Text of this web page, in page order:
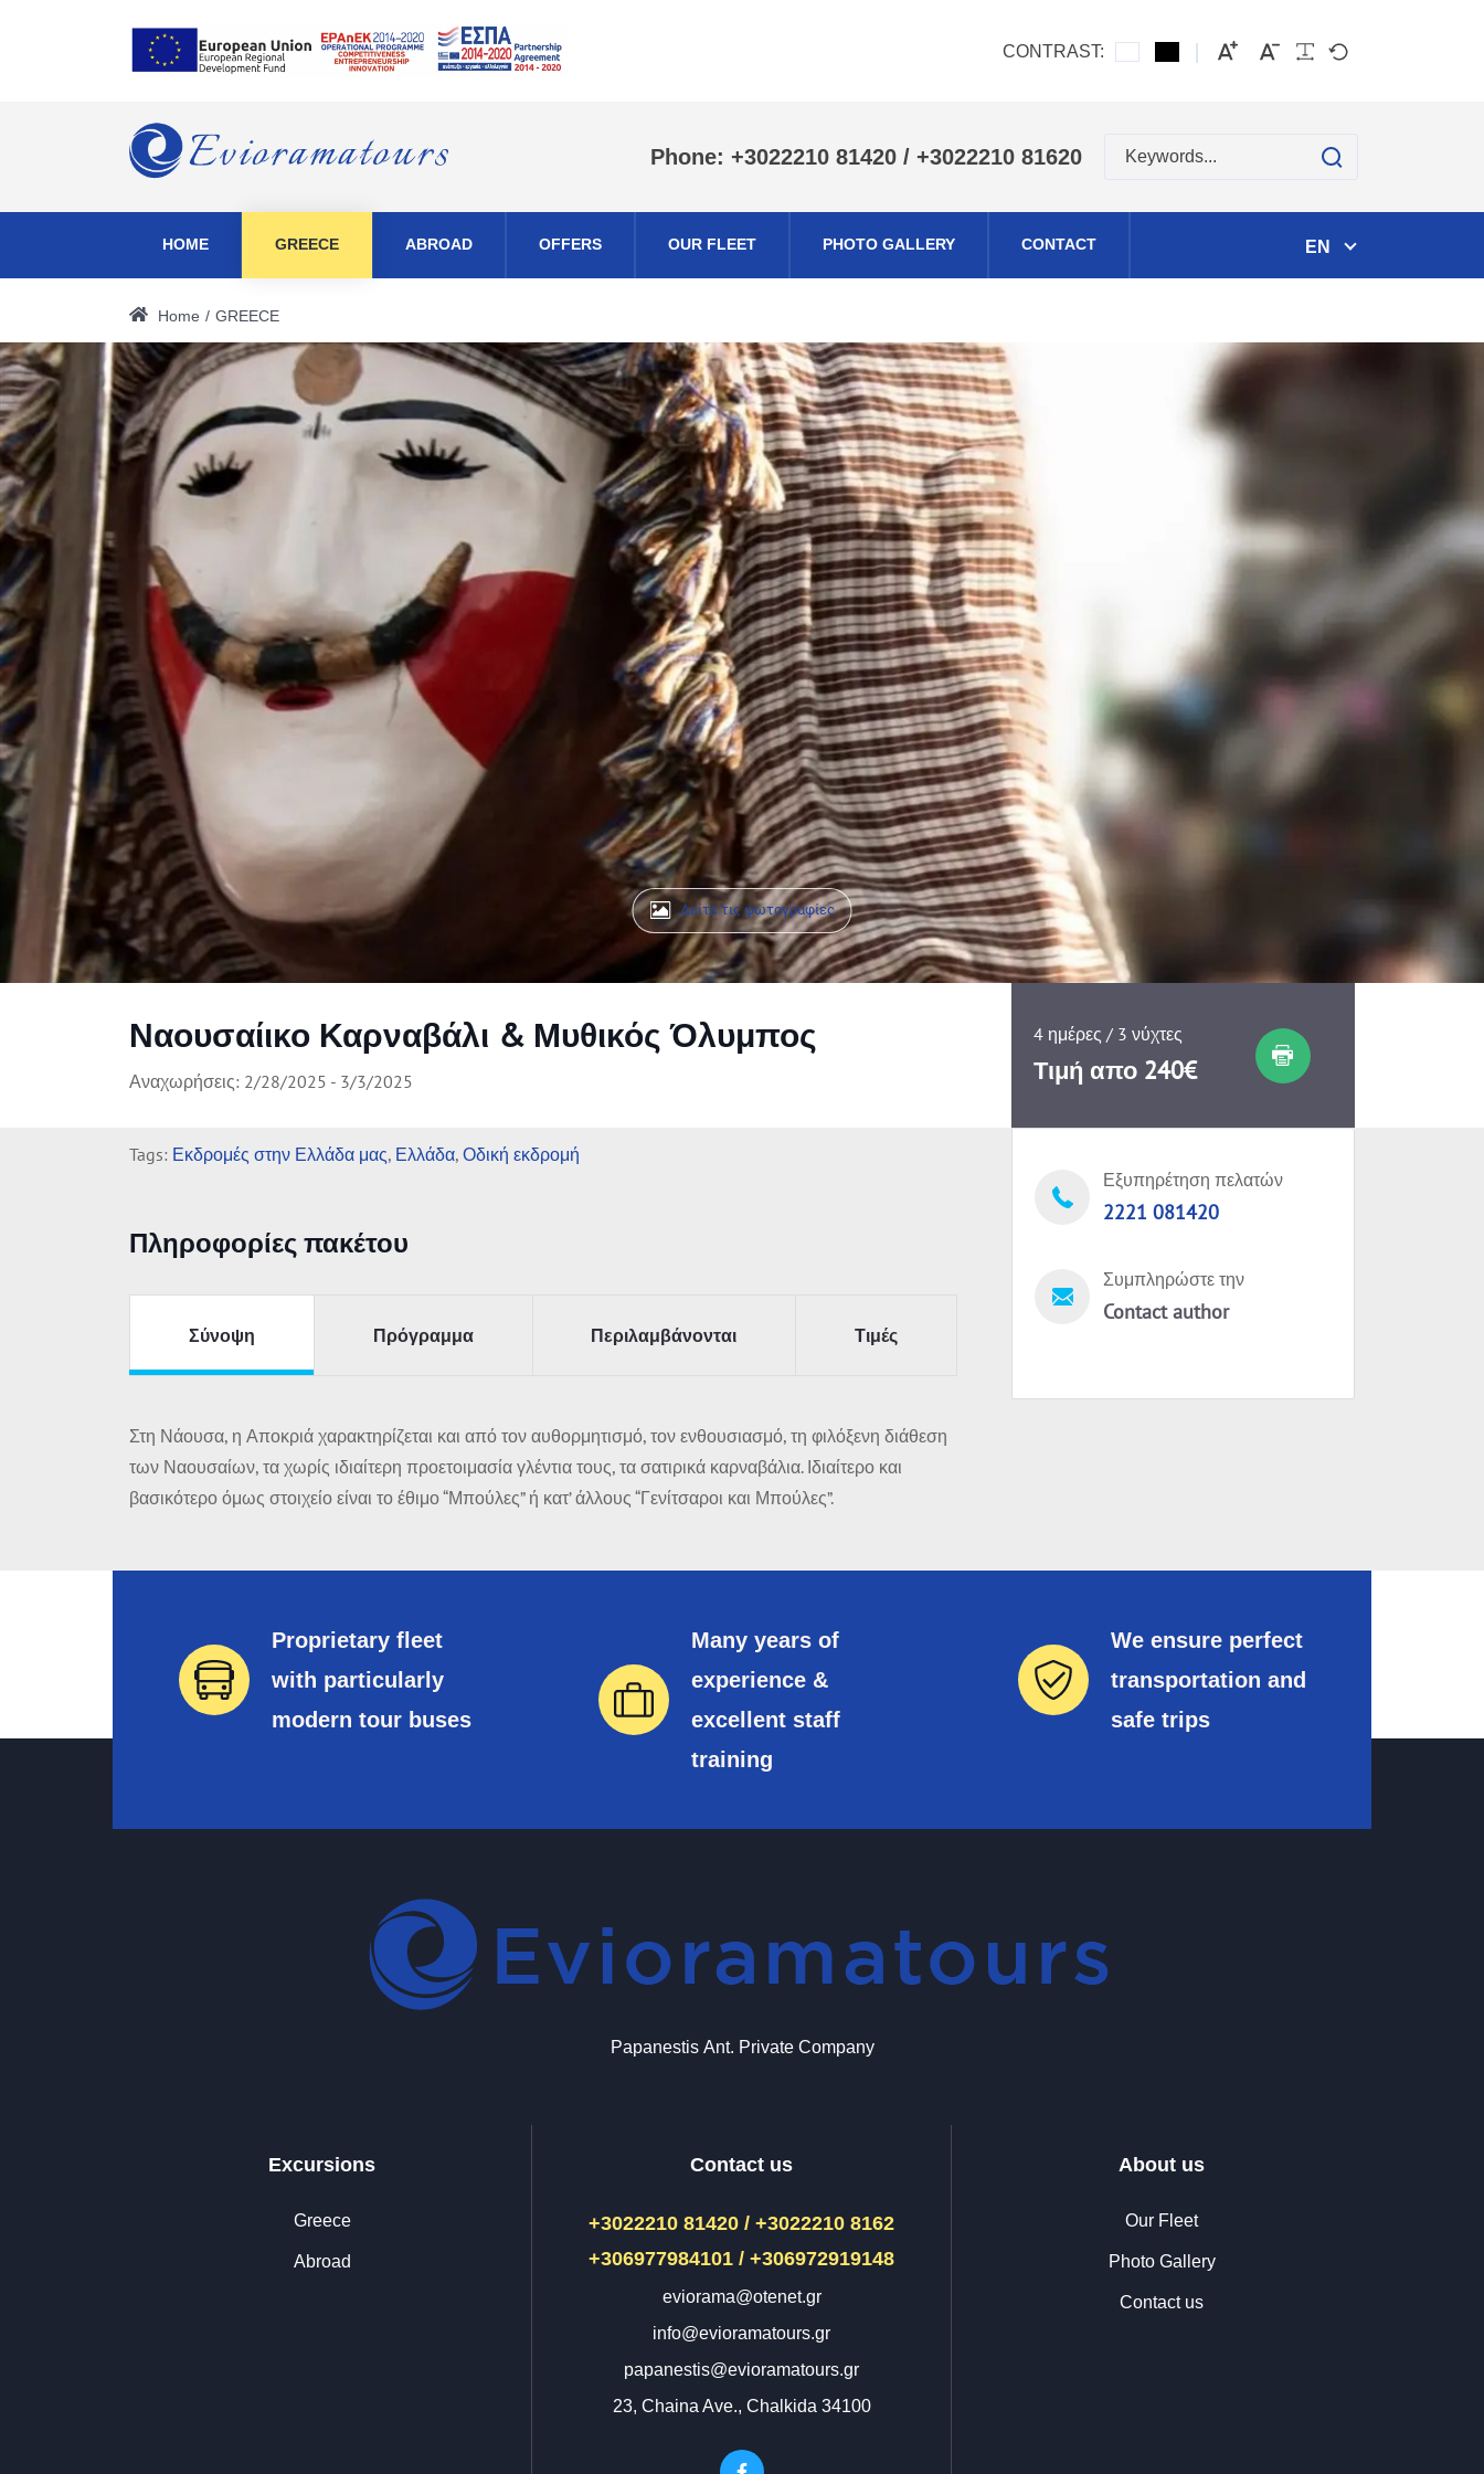
CONTRAST:
Phone: +3022210 81420 / +3022210 81620
HOME GREECE ABROAD OFFERS OUR FLEET PHOTO GALLERY CONTACT EN
Home GREECE
Ναουσαίικο Καρναβάλι & Μυθικός Όλυμπος
Αναχωρήσεις: 2/28/2025 - 3/3/2025
4 ημέρες / 3 νύχτες
Τιμή απο 240€
Tags: Εκδρομές στην Ελλάδα μας, Ελλάδα, Οδική εκδρομή
Πληροφορίες πακέτου
Σύνοψη Πρόγραμμα Περιλαμβάνονται Τιμές
Στη Νάουσα, η Αποκριά χαρακτηρίζεται και από τον αυθορμητισμό, τον ενθουσιασμό, τη φιλόξενη διάθεση
των Ναουσαίων, τα χωρίς ιδιαίτερη προετοιμασία γλέντια τους, τα σατιρικά καρναβάλια. Ιδιαίτερο και
βασικότερο όμως στοιχείο είναι το έθιμο “Μπούλες” ή κατ’ άλλους “Γενίτσαροι και Μπούλες”.
Εξυπηρέτηση πελατών
2221 081420
Συμπληρώστε την
Contact author
Proprietary fleet
with particularly
modern tour buses
Many years of
experience &
excellent staff
training
We ensure perfect
transportation and
safe trips
Papanestis Αnt. Private Company
Excursions
Greece
Abroad
Contact us
+3022210 81420 / +3022210 8162
+306977984101 / +306972919148
eviorama@otenet.gr
info@evioramatours.gr
papanestis@evioramatours.gr
23, Chaina Ave., Chalkida 34100
About us
Our Fleet
Photo Gallery
Contact us